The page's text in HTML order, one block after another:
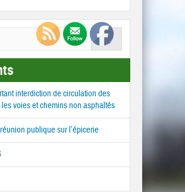
interdiction de circulation des
voies et chemins non asphaltés
publique sur l’épicerie